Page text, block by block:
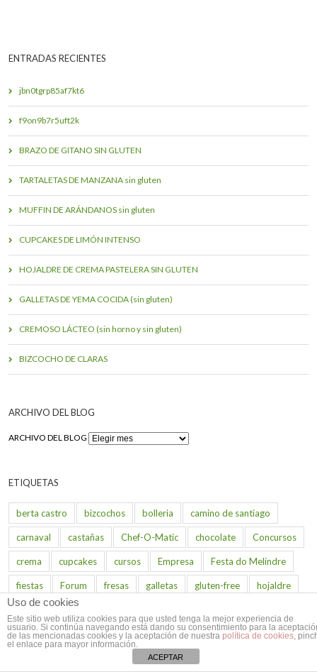
ENTRADAS RECIENTES
jbn0tgrp85af7kt6
f9on9b7r5uft2k
BRAZO DE GITANO SIN GLUTEN
TARTALETAS DE MANZANA sin gluten
MUFFIN DE ARÁNDANOS sin gluten
CUPCAKES DE LIMÓN INTENSO
HOJALDRE DE CREMA PASTELERA SIN GLUTEN
GALLETAS DE YEMA COCIDA (sin gluten)
CREMOSO LÁCTEO (sin horno y sin gluten)
BIZCOCHO DE CLARAS
ARCHIVO DEL BLOG
ARCHIVO DEL BLOG
ETIQUETAS
berta castro bizcochos bolleria camino de santiago
carnaval castañas Chef-O-Matic chocolate Concursos
crema cupcakes cursos Empresa Festa do Melindre
fiestas Forum fresas galletas gluten-free hojaldre
huevo jornadas gastronómicas
magdalenas manuel garea manzana masas Melide
Navidad
Uso de cookies
Este sitio web utiliza cookies para que usted tenga la mejor experiencia de
usuario. Si continúa navegando está dando su consentimiento para la
de las mencionadas cookies y la aceptación de nuestra política de cookies,
el enlace para mayor información.
ACEPTAR